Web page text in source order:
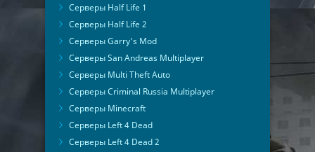
Серверы Half Life 1
Серверы Half Life 2
Серверы Garry's Mod
Серверы San Andreas Multiplayer
Серверы Multi Theft Auto
Серверы Criminal Russia Multiplayer
Серверы Minecraft
Серверы Left 4 Dead
Серверы Left 4 Dead 2